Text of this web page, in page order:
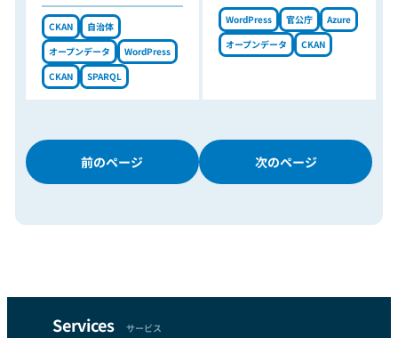
CKAN
自治体
オープンデータ
WordPress
CKAN
SPARQL
WordPress 官公庁
Azure
オープンデータ
CKAN
前のページ 次のページ
Services サービス